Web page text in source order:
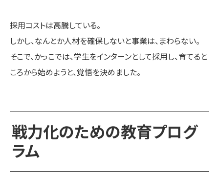
採用コストは高騰している。
しかし、なんとか人材を確保しないと事業は、まわらない。
そこで、かっこでは、学生をインターンとして採用し、育てると
ころから始めようと、覚悟を決めました。
戦力化のための教育プログ
ラム